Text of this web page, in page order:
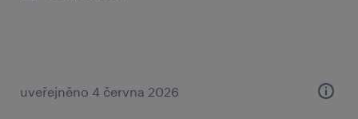
uveřejněno 4 června 2026